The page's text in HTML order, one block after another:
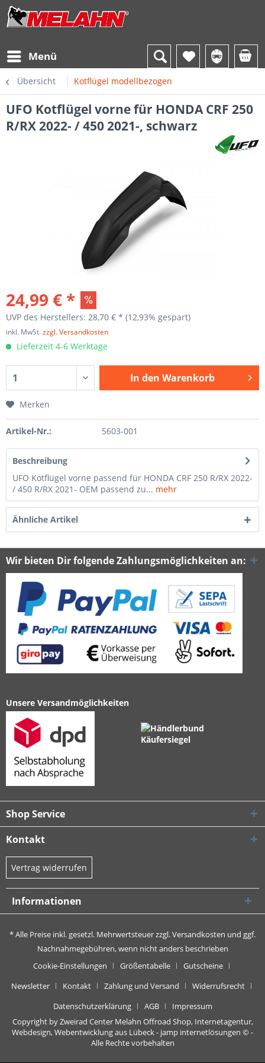
Menü
Übersicht Kotflügel modellbezogen
UFO Kotflügel vorne für HONDA CRF 250
R/RX 2022- / 450 2021-, schwarz
24,99 € *
UVP des Herstellers: 28,70 € * (12,93% gespart)
inkl. MwSt.zzgl. Versandkosten
Lieferzeit 4-6 Werktage
In den Warenkorb
Merken
Artikel-Nr.: 5603-001
Beschreibung
UFO Kotflügel vorne passend für HONDA CRF 250 R/RX 2022-
/ 450 R/RX 2021- OEM passend zu... mehr
Ähnliche Artikel
Wir bieten Dir folgende Zahlungsmöglichkeiten an:
Unsere Versandmöglichkeiten
Shop Service
Kontakt
Vertrag widerrufen
Informationen
* Alle Preise inkl. gesetzl. Mehrwertsteuer zzgl.Versandkosten und ggf.
Nachnahmegebühren, wenn nicht anders beschrieben
Cookie-Einstellungen
Größentabelle
Gutscheine
Newsletter
Kontakt Zahlung und Versand
Widerrufsrecht
Datenschutzerklärung
AGB
Impressum
Copyright by Zweirad Center Melahn Offroad Shop, Internetagentur,
Webdesign, Webentwicklung aus Lübeck - jamp internetlösungen © -
Alle Rechte vorbehalten